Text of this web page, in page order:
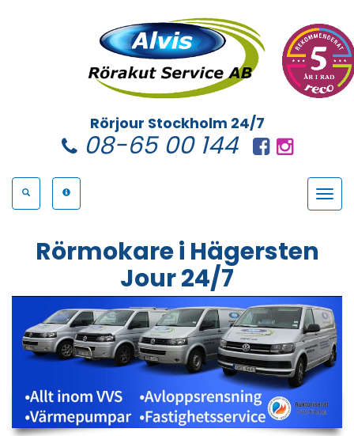
Rörjour Stockholm 24/7
08-65 00 144
Toggle
Rörmokare i Hägersten
Jour 24/7